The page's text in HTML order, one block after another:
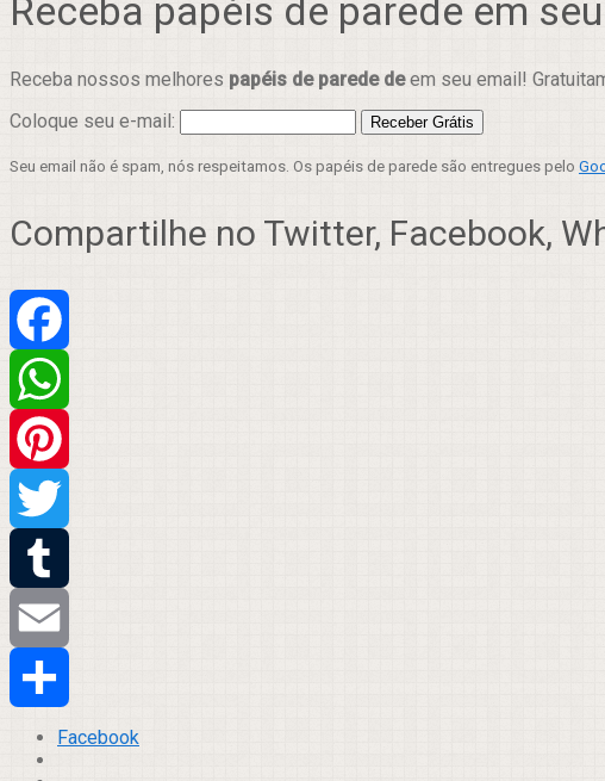
Receba papéis de parede em
Receba nossos melhores papéis de parede deem seu email!
Coloque seu e-mail:
Seu email não é spam, nós respeitamos. Os papéis de parede são entregues pelo
Compartilhe no Twitter, Facebook,
Facebook
WhatsApp
Pinterest
Twitter
Tumblr
Email
Compartilhar
Facebook